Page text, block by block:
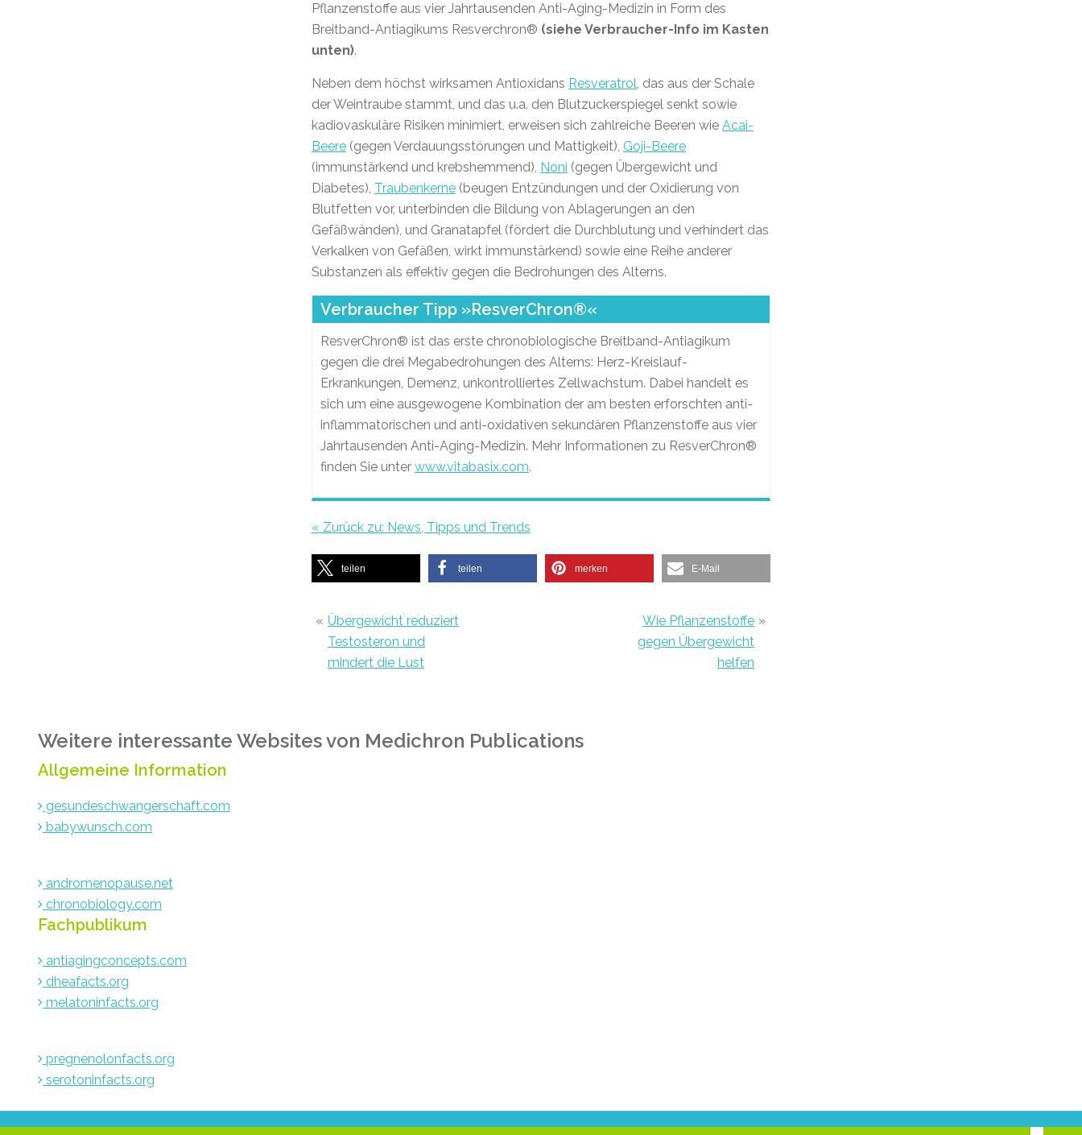
Pflanzenstoffe aus vier Jahrtausenden Anti-Aging-Medizin in Form des
Breitband-Antiagikums Resverchron® (siehe Verbraucher-Info im Kasten
unten).
Neben dem höchst wirksamen Antioxidans Resveratrol, das aus der Schale
der Weintraube stammt, und das u.a. den Blutzuckerspiegel senkt sowie
kadiovaskuläre Risiken minimiert, erweisen sich zahlreiche Beeren wie Acai-
Beere (gegen Verdauungsstörungen und Mattigkeit), Goji-Beere
(immunstärkend und krebshemmend), Noni (gegen Übergewicht und
Diabetes), Traubenkerne (beugen Entzündungen und der Oxidierung von
Blutfetten vor, unterbinden die Bildung von Ablagerungen an den
Gefäßwänden), und Granatapfel (fördert die Durchblutung und verhindert das
Verkalken von Gefäßen, wirkt immunstärkend) sowie eine Reihe anderer
Substanzen als effektiv gegen die Bedrohungen des Alterns.
Verbraucher Tipp »ResverChron®«
ResverChron® ist das erste chronobiologische Breitband-Antiagikum
gegen die drei Megabedrohungen des Alterns: Herz-Kreislauf-
Erkrankungen, ­Demenz, unkontrolliertes Zellwachstum. Dabei handelt es
sich um eine ausgewogene Kombination der am besten erforschten anti-
inflammatorischen und anti-oxidativen sekundären Pflanzenstoffe aus vier
Jahrtausenden Anti-Aging-Medizin. Mehr Informationen zu ResverChron®
finden Sie unter www.vitabasix.com.
« Zurück zu: News, Tipps und Trends
teilen teilen merken E-Mail
« Übergewicht reduziert
Testosteron und
mindert die Lust
Wie Pflanzenstoffe
gegen Übergewicht
helfen
»
Weitere interessante Websites von Medichron Publications
Allgemeine Information
gesundeschwangerschaft.com
babywunsch.com
andromenopause.net
chronobiology.com
Fachpublikum
antiagingconcepts.com
dheafacts.org
melatoninfacts.org
pregnenolonfacts.org
serotoninfacts.org